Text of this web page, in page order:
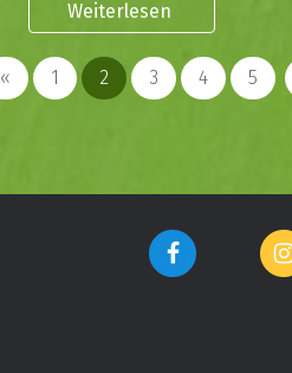
Weiterlesen
« 1 2 3 4 5